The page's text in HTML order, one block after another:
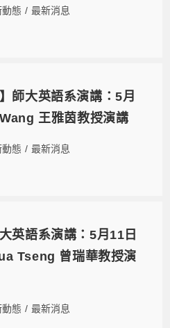
態 / 最新消息
師大英語系演講：5月
王雅茵教授演講
態 / 最新消息
英語系演講：5月11日
Tseng 曾瑞華教授演
態 / 最新消息